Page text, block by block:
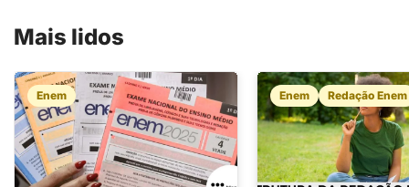
Mais lidos
Enem Enem Redação Enem